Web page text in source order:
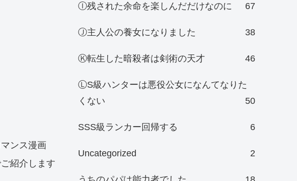
ンス漫画
紹介します
Ⓘ残された余命を楽しんだだけなのに 67
Ⓙ主人公の養女になりました 38
Ⓚ転生した暗殺者は剣術の天才 46
ⓁS級ハンターは悪役公女になんてなりた
くない
50
SSS級ランカー回帰する 6
Uncategorized 2